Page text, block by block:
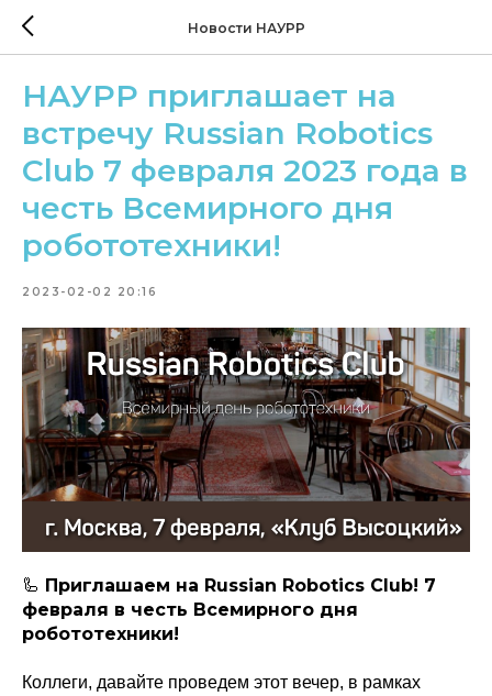
Новости НАУРР
НАУРР приглашает на
встречу Russian Robotics
Club 7 февраля 2023 года в
честь Всемирного дня
робототехники!
2023-02-02 20:16
🦾 Приглашаем на Russian Robotics Club! 7
февраля в честь Всемирного дня
робототехники!
Коллеги, давайте проведем этот вечер, в рамках